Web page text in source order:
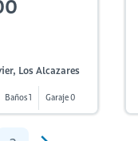
Los Alcazares
Baños 1 Garaje 0